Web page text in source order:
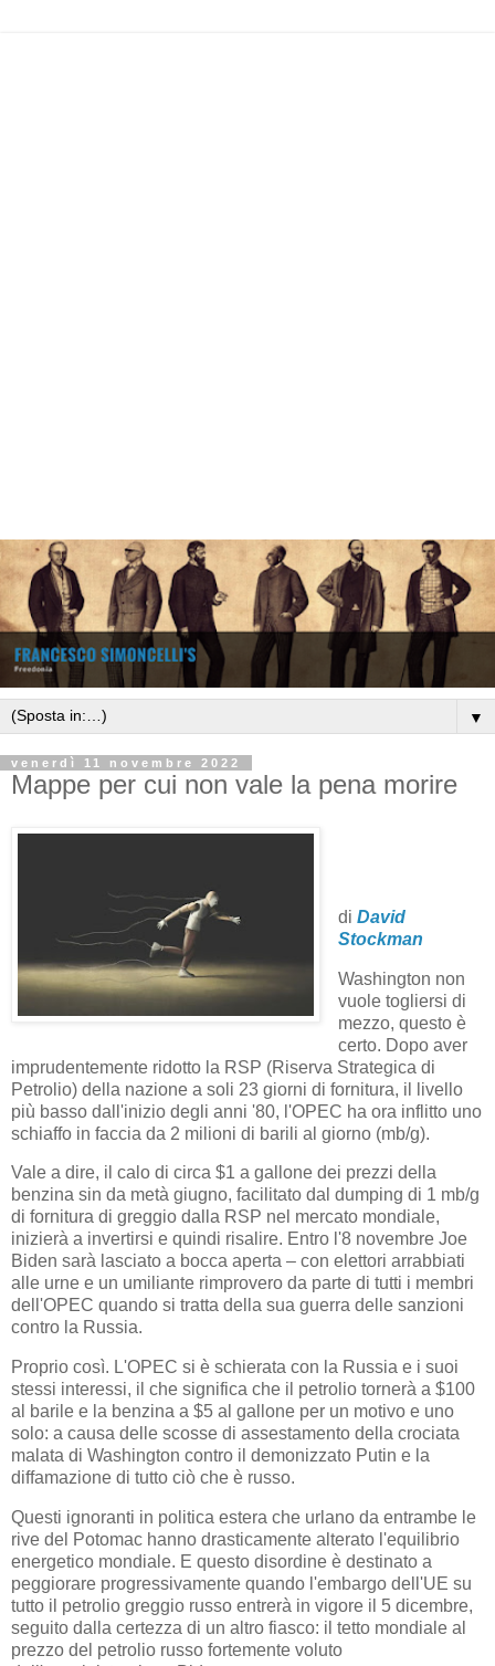
▼
venerdì 11 novembre 2022
Mappe per cui non vale la pena morire
di David
Stockman
Washington non
vuole togliersi di
mezzo, questo è
certo. Dopo aver
imprudentemente ridotto la RSP (Riserva Strategica di
Petrolio) della nazione a soli 23 giorni di fornitura, il livello
più basso dall'inizio degli anni '80, l'OPEC ha ora inflitto uno
schiaffo in faccia da 2 milioni di barili al giorno (mb/g).
Vale a dire, il calo di circa $1 a gallone dei prezzi della
benzina sin da metà giugno, facilitato dal dumping di 1 mb/g
di fornitura di greggio dalla RSP nel mercato mondiale,
inizierà a invertirsi e quindi risalire. Entro l'8 novembre Joe
Biden sarà lasciato a bocca aperta – con elettori arrabbiati
alle urne e un umiliante rimprovero da parte di tutti i membri
dell'OPEC quando si tratta della sua guerra delle sanzioni
contro la Russia.
Proprio così. L'OPEC si è schierata con la Russia e i suoi
stessi interessi, il che significa che il petrolio tornerà a $100
al barile e la benzina a $5 al gallone per un motivo e uno
solo: a causa delle scosse di assestamento della crociata
malata di Washington contro il demonizzato Putin e la
diffamazione di tutto ciò che è russo.
Questi ignoranti in politica estera che urlano da entrambe le
rive del Potomac hanno drasticamente alterato l'equilibrio
energetico mondiale. E questo disordine è destinato a
peggiorare progressivamente quando l'embargo dell'UE su
tutto il petrolio greggio russo entrerà in vigore il 5 dicembre,
seguito dalla certezza di un altro fiasco: il tetto mondiale al
prezzo del petrolio russo fortemente voluto